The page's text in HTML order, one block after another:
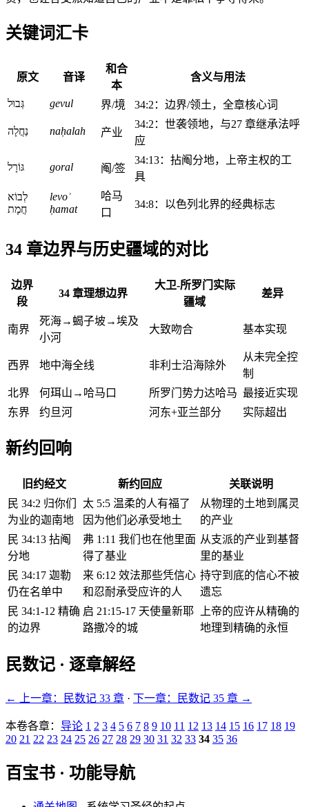
关键词汇卡
原文 音译
和合
本
含义与用法
גְּבוּל gevul 界/境 34:2：边界/领土，全章核心词
נַחֲלָה naḥalah 产业
34:2：世袭领地，与27 章继承法呼
应
גּוֹרָל goral 阄/签
34:13：拈阄分地，上帝主权的工
具
לְבוֹא
חֲמָת
levoʾ
ḥamat
哈马
口
34:8：以色列北界的经典标志
34 章边界与历史疆域的对比
边界
段
34 章理想边界
大卫-所罗门实际
疆域
差异
南界
死海→蝎子坡→埃及
小河
大致吻合 基本实现
西界 地中海全线 非利士沿海除外
从未完全控
制
北界
何珥山→哈马口 所罗门势力达哈马 最接近实现
东界
约旦河 河东+亚兰部分 实际超出
新约回响
旧约经文 新约回应
关联说明
民 34:2 归你们
为业的迦南地
太 5:5 温柔的人有福了
因为他们必承受地土
从物理的土地到属灵
的产业
民 34:13 拈阄
分地
弗 1:11 我们也在他里面
得了基业
从支派的产业到基督
里的基业
民 34:17 迦勒
仍在名单中
来 6:12 效法那些凭信心
和忍耐承受应许的人
持守到底的信心不被
遗忘
民 34:1-12 精确
的边界
启 21:15-17 天使量新耶
路撒冷的城
上帝的应许从精确的
地理到精确的永恒
民数记 · 逐章解经
← 上一章：民数记 33 章 · 下一章：民数记 35 章 →
本卷各章： 导论 1 2 3 4 5 6 7 8 9 10 11 12 13 14 15 16 17 18 19
20 21 22 23 24 25 26 27 28 29 30 31 32 33 34 35 36
百宝书 · 功能导航